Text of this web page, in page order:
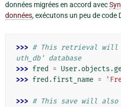
données migrées en accord avec
données, exécutons un peu de code
>>> # This retrieval will
uth_db' database
>>> fred = User.objects .
>>> fred .first_name =
>>> # This save will also